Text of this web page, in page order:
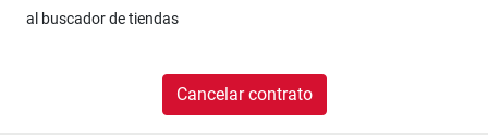
al buscador de tiendas
Cancelar contrato